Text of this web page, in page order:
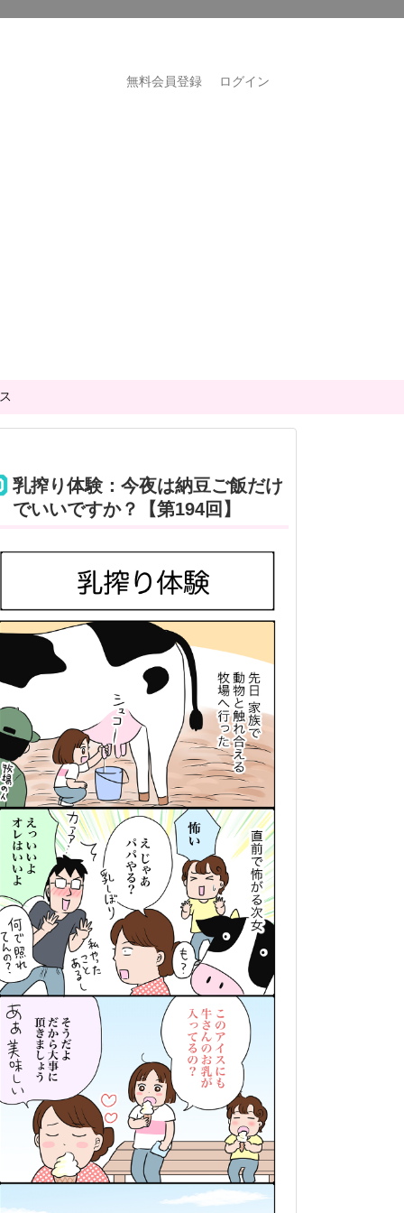
無料会員登録 ログイン
乳搾り体験：今夜は納豆ご飯だけ
でいいですか？【第194回】